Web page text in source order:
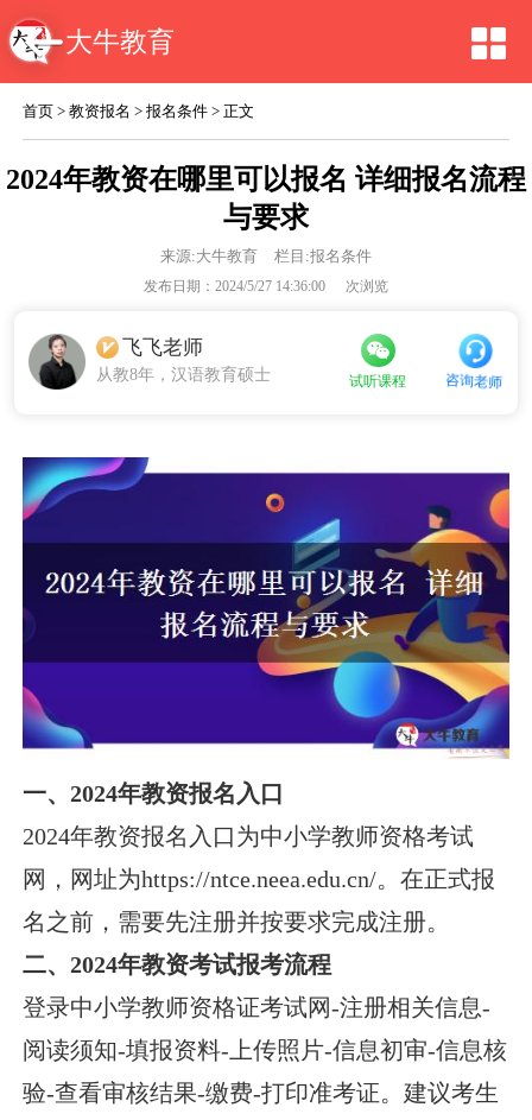
大牛教育
首页 >教资报名 >报名条件 > 正文
2024年教资在哪里可以报名 详细报名流程
与要求
来源:大牛教育 栏目:报名条件
发布日期：2024/5/27 14:36:00 次浏览
飞飞老师
从教8年，汉语教育硕士 试听课程 咨询老师
一、2024年教资报名入口
2024年教资报名入口为中小学教师资格考试
网，网址为https://ntce.neea.edu.cn/。在正式报
名之前，需要先注册并按要求完成注册。
二、2024年教资考试报考流程
登录中小学教师资格证考试网-注册相关信息-
阅读须知-填报资料-上传照片-信息初审-信息核
验-查看审核结果-缴费-打印准考证。建议考生